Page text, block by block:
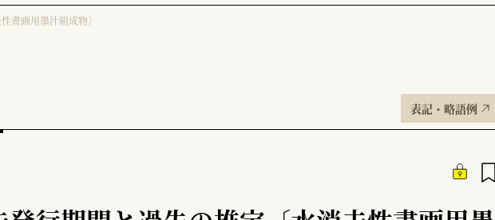
書画用墨汁組成物〕
表記・略語例